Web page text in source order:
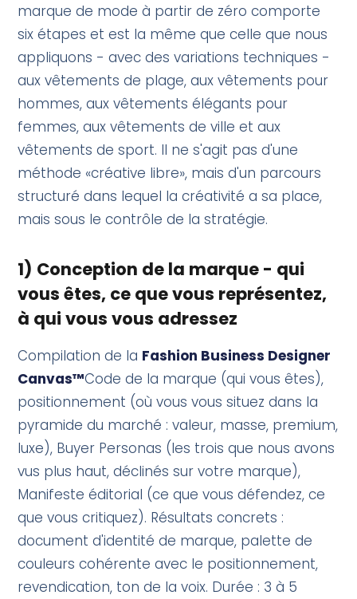
marque de mode à partir de zéro comporte
six étapes et est la même que celle que nous
appliquons - avec des variations techniques -
aux vêtements de plage, aux vêtements pour
hommes, aux vêtements élégants pour
femmes, aux vêtements de ville et aux
vêtements de sport. Il ne s'agit pas d'une
méthode «créative libre», mais d'un parcours
structuré dans lequel la créativité a sa place,
mais sous le contrôle de la stratégie.
1) Conception de la marque - qui
vous êtes, ce que vous représentez,
à qui vous vous adressez
Compilation de la Fashion Business Designer
Canvas™Code de la marque (qui vous êtes),
positionnement (où vous vous situez dans la
pyramide du marché : valeur, masse, premium,
luxe), Buyer Personas (les trois que nous avons
vus plus haut, déclinés sur votre marque),
Manifeste éditorial (ce que vous défendez, ce
que vous critiquez). Résultats concrets :
document d'identité de marque, palette de
couleurs cohérente avec le positionnement,
revendication, ton de la voix. Durée : 3 à 5